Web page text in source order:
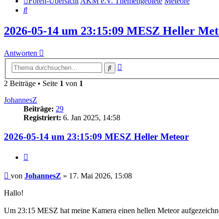
Suche
2026-05-14 um 23:15:09 MESZ Heller
Antworten
Suche
2 Beiträge • Seite 1 von 1
JohannesZ
Beiträge: 29
Registriert: 6. Jan 2025, 14:58
2026-05-14 um 23:15:09 MESZ Heller Meteor
Beitrag
von JohannesZ » 17. Mai 2026, 15:08
Hallo!
Um 23:15 MESZ hat meine Kamera einen hellen Meteor